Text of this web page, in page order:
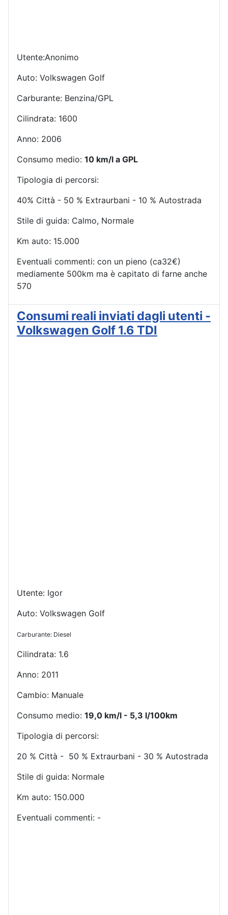
Utente:Anonimo
Auto: Volkswagen Golf
Carburante: Benzina/GPL
Cilindrata: 1600
Anno: 2006
Consumo medio: 10 km/l a GPL
Tipologia di percorsi:
40% Città - 50 % Extraurbani - 10 % Autostrada
Stile di guida: Calmo, Normale
Km auto: 15.000
Eventuali commenti: con un pieno (ca32€)
mediamente 500km ma è capitato di farne anche
570
Consumi reali inviati dagli utenti -
Volkswagen Golf 1.6 TDI
Utente: Igor
Auto: Volkswagen Golf
Carburante: Diesel
Cilindrata: 1.6
Anno: 2011
Cambio: Manuale
Consumo medio: 19,0 km/l - 5,3 l/100km
Tipologia di percorsi:
20 % Città - 50 % Extraurbani - 30 % Autostrada
Stile di guida: Normale
Km auto: 150.000
Eventuali commenti: -